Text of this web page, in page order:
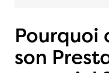
Pourquoi
son